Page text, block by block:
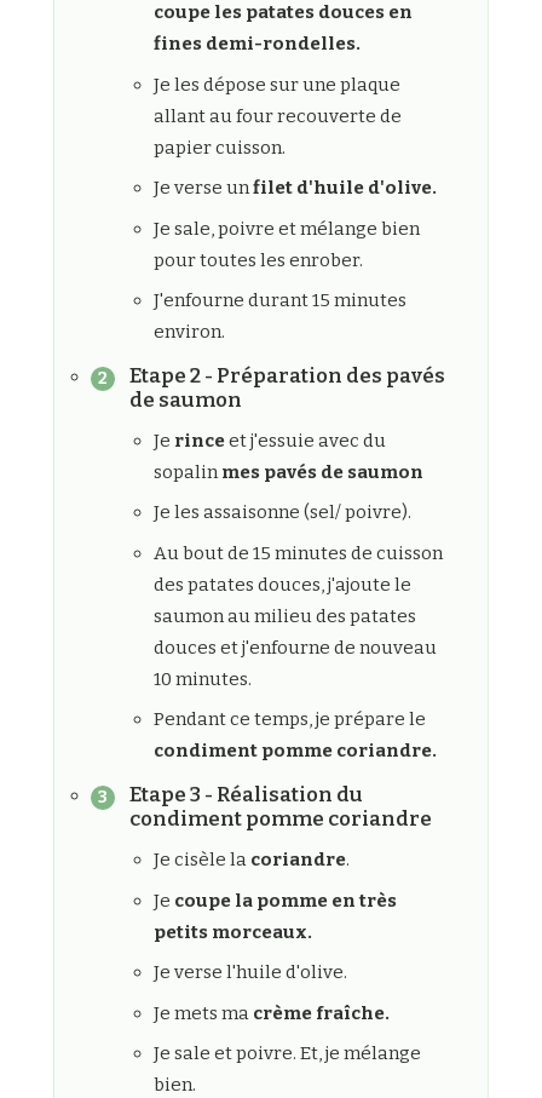
coupe les patates douces en
fines demi-rondelles.
Je les dépose sur une plaque
allant au four recouverte de
papier cuisson.
Je verse unfilet d'huile d'olive.
Je sale, poivre et mélange bien
pour toutes les enrober.
J'enfourne durant 15 minutes
environ.
Etape 2 - Préparation des pavés
de saumon
Je rinceet j'essuie avec du
sopalinmes pavés de saumon
Je les assaisonne (sel/ poivre).
Au bout de 15 minutes de cuisson
des patates douces, j'ajoute le
saumon au milieu des patates
douces et j'enfourne de nouveau
10 minutes.
Pendant ce temps, je prépare le
condiment pomme coriandre.
Etape 3 - Réalisation du
condiment pomme coriandre
Je cisèle la coriandre.
Je coupe la pomme en très
petits morceaux.
Je verse l'huile d'olive.
Je mets ma crème fraîche.
Je sale et poivre. Et, je mélange
bien.